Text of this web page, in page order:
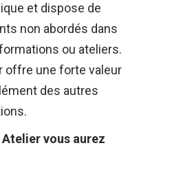
et dispose de
non abordés dans
ou ateliers.
offre une forte valeur
des autres
vous aurez